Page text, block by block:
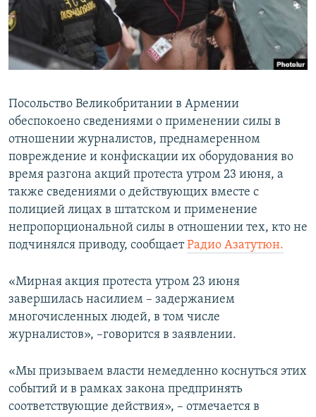
ПОБЕДИТЕЛЕЙ НЕ СУДЯТ?
КРЫМ.НЕПОКОРЕННЫЙ
ELIFBE
ПРИСОЕДИНЯЙТЕСЬ!
Все сайты RFE/RL
Посольство Великобритании в Армении
обеспокоено сведениями о применении силы в
отношении журналистов, преднамеренном
повреждение и конфискации их оборудования во
время разгона акций протеста утром 23 июня, а
также сведениями о действующих вместе с
полицией лицах в штатском и применение
непропорциональной силы в отношении тех, кто не
подчинялся приводу, сообщаетРадио Азатутюн.
«Мирная акция протеста утром 23 июня
завершилась насилием – задержанием
многочисленных людей, в том числе
журналистов», –говорится в заявлении.
«Мы призываем власти немедленно коснуться этих
событий и в рамках закона предпринять
соответствующие действия», – отмечается в